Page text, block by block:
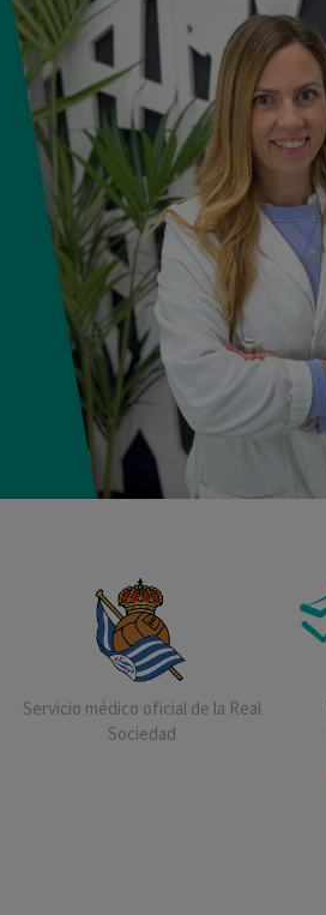
Servicio médico oficial de la Real
Sociedad